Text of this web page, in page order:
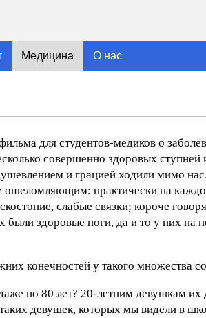
Медицина О нас
для студентов-медиков о
совершенно здоровых
и грацией ходили мимо
ошеломляющим: практически на
слабые связки; короче
были здоровые ноги, да и то у них на
конечностей у такого множества
по 80 лет? 20-летним девушкам
девушек, которых мы видели в